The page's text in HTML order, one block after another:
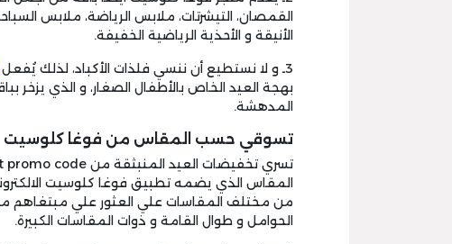
القمصان، التيشرتات، ملابس الرياضة، ملابس
الأنيقة و الأحذية الرياضية الخفيفة.
3ـ و لا نستطيع أن ننسي فلذات الأكباد، لذلك يُفعل
بهجة العيد الخاص بالأطفال الصغار، و الذي يزخر
المدهشة.
تسوقي حسب المقاس من فوغا كلوسيت
المقاس الذي يضمه تطبيق فوغا كلوسيت
من مختلف المقاسات علي العثور علي مبتغاهم من
الحوامل و طوال القامة و ذوات المقاسات الكبيرة.